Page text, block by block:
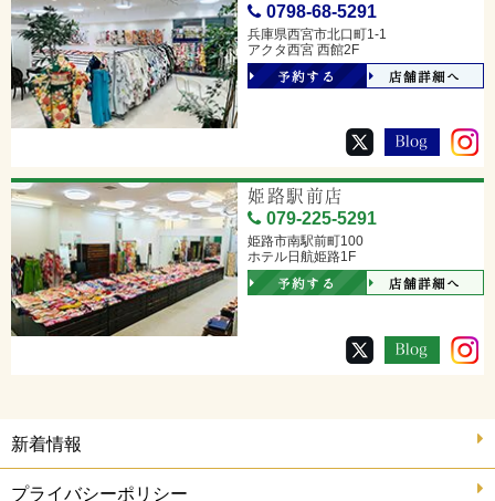
0798-68-5291
兵庫県西宮市北口町1-1
アクタ西宮 西館2F
予約する 店舗詳細へ
姫路駅前店
079-225-5291
姫路市南駅前町100
ホテル日航姫路1F
予約する 店舗詳細へ
新着情報
プライバシーポリシー